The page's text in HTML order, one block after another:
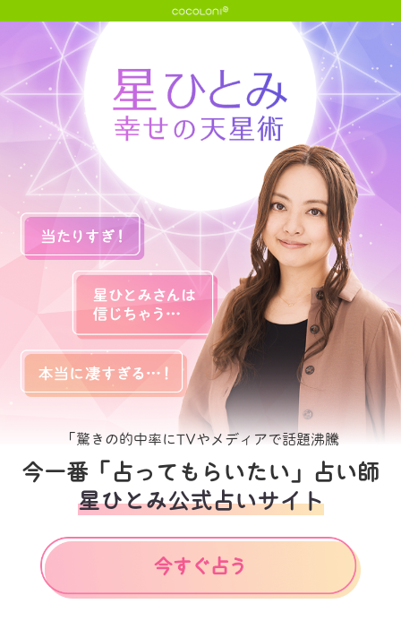
「驚きの的中率にTVやメディアで話題沸騰
今一番「占ってもらいたい」占い師
星ひとみ公式占いサイト